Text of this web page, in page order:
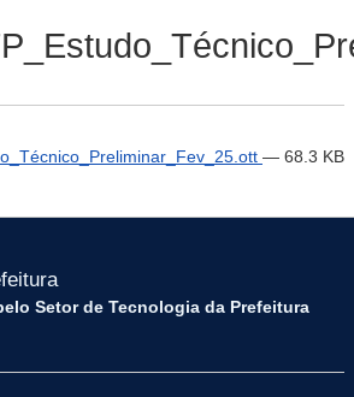
— 68.3 KB
Setor de Tecnologia da Prefeitura